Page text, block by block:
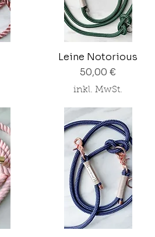
Leine Notorious
Preis
50,00 €
inkl. MwSt.